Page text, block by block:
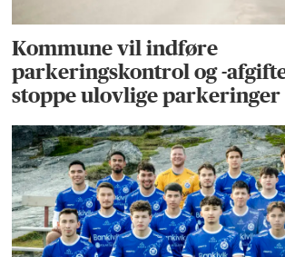
Kommune vil indføre
parkeringskontrol og -
stoppe ulovlige parkeringer